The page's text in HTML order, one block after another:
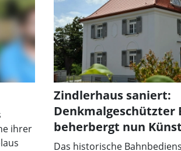
ihrer
Zindlerhaus saniert:
Denkmalgeschützter
beherbergt nun
Das historische